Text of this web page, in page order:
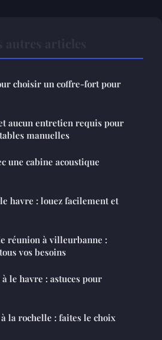
choisir un coffre-fort pour
aucun entretien requis pour
manuelles
une cabine acoustique
havre : louez facilement et
réunion à villeurbanne :
vos besoins
le havre : astuces pour
la rochelle : faites le choix